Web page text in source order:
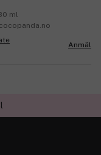
ml
Anmäl